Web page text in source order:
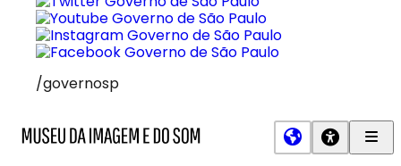
/governosp